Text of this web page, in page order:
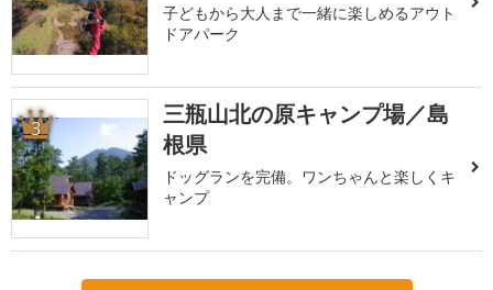
子どもから大人まで一緒に楽しめるアウト
ドアパーク
3
三瓶山北の原キャンプ場／島
根県
ドッグランを完備。ワンちゃんと楽しくキ
ャンプ